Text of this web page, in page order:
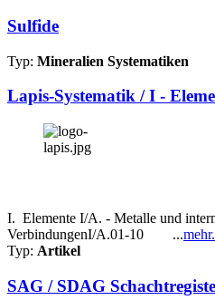
Sulfide
Typ: Mineralien Systematiken
Lapis-Systematik / I -
I. Elemente I/A. - Metalle und
VerbindungenI/A.01-10 ...
Typ: Artikel
SAG / SDAG